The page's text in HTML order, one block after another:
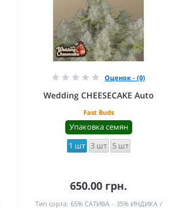
Оценок - (0)
Wedding CHEESECAKE Auto
Fast Buds
Упаковка семян
1 шт 3 шт 5 шт
650.00 грн.
Тип сорта: 65% САТИВА - 35% ИНДИКА